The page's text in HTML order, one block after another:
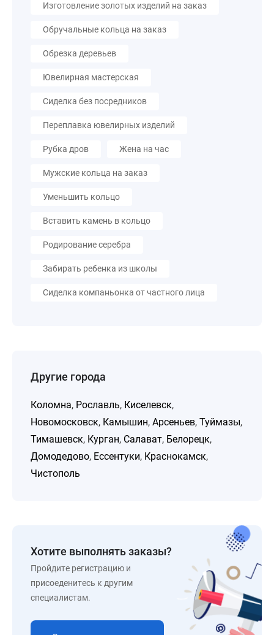
Изготовление золотых изделий на заказ
Обручальные кольца на заказ
Обрезка деревьев
Ювелирная мастерская
Сиделка без посредников
Переплавка ювелирных изделий
Рубка дров Жена на час
Мужские кольца на заказ
Уменьшить кольцо
Вставить камень в кольцо
Родирование серебра
Забирать ребенка из школы
Сиделка компаньонка от частного лица
Другие города
Коломна, Рославль, Киселевск,
Новомосковск, Камышин, Арсеньев, Туймазы,
Тимашевск, Курган, Салават, Белорецк,
Домодедово, Ессентуки, Краснокамск,
Чистополь
Хотите выполнять заказы?
Пройдите регистрацию и
присоеденитесь к другим
специалистам.